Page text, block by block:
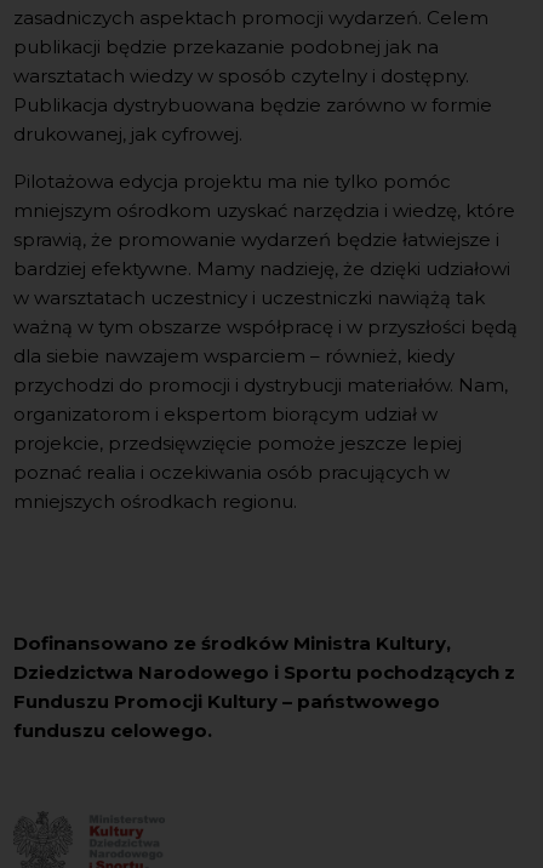
zasadniczych aspektach promocji wydarzeń. Celem
publikacji będzie przekazanie podobnej jak na
warsztatach wiedzy w sposób czytelny i dostępny.
Publikacja dystrybuowana będzie zarówno w formie
drukowanej, jak cyfrowej.
Pilotażowa edycja projektu ma nie tylko pomóc
mniejszym ośrodkom uzyskać narzędzia i wiedzę, które
sprawią, że promowanie wydarzeń będzie łatwiejsze i
bardziej efektywne. Mamy nadzieję, że dzięki udziałowi
w warsztatach uczestnicy i uczestniczki nawiążą tak
ważną w tym obszarze współpracę i w przyszłości będą
dla siebie nawzajem wsparciem – również, kiedy
przychodzi do promocji i dystrybucji materiałów. Nam,
organizatorom i ekspertom biorącym udział w
projekcie, przedsięwzięcie pomoże jeszcze lepiej
poznać realia i oczekiwania osób pracujących w
mniejszych ośrodkach regionu.
Dofinansowano ze środków Ministra Kultury,
Dziedzictwa Narodowego i Sportu pochodzących z
Funduszu Promocji Kultury – państwowego
funduszu celowego.